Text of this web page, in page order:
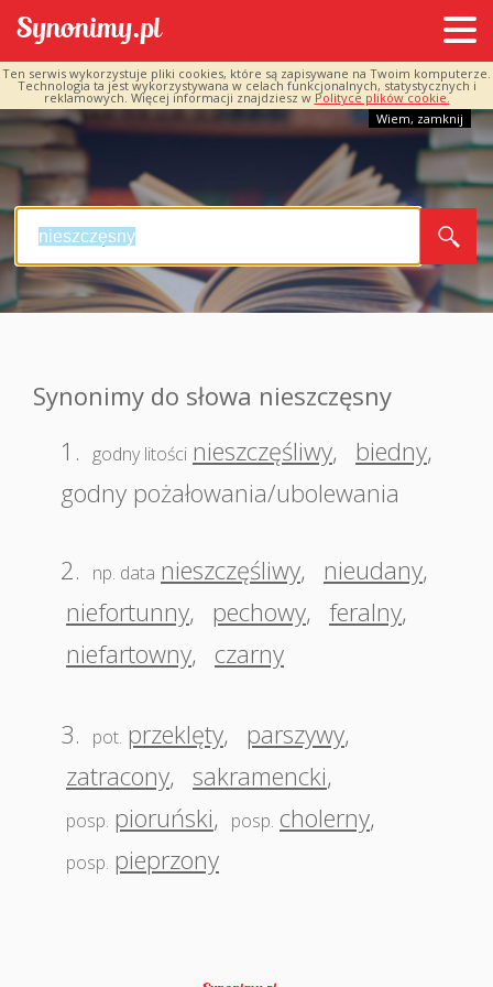
Ten serwis wykorzystuje pliki cookies, które są zapisywane na Twoim komputerze.
Technologia ta jest wykorzystywana w celach funkcjonalnych, statystycznych i
reklamowych. Więcej informacji znajdziesz w Polityce plików cookie.
Wiem, zamknij
Synonimy do słowa nieszczęsny
1.
godny litości nieszczęśliwy, biedny,
godny pożałowania/ubolewania
2. np. data nieszczęśliwy, nieudany,
niefortunny, pechowy, feralny,
niefartowny, czarny
3. pot. przeklęty, parszywy,
zatracony, sakramencki,
posp. pioruński, posp. cholerny,
posp. pieprzony